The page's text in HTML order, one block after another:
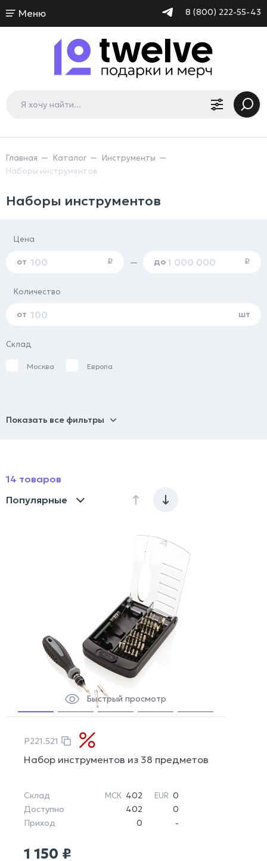
Меню 8 (800) 222-55-43
Главная Каталог
Инструменты
Наборы инструментов
Наборы инструментов
Цена
от i — до i
Количество
от шт
Склад
Москва Европа
Показать все фильтры
14 товаров
Популярные
Быстрый просмотр
P221.521
Набор инструментов из 38 предметов
Склад МСК 402 EUR 0
Доступно
402
0
Приход
0 -
1 150 ₽